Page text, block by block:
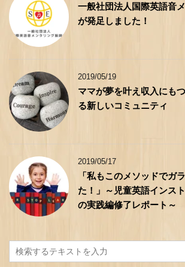
一般社団法人国際英語音
が発足しました！
2019/05/19
ママが夢を叶え収入にも
る新しいコミュニティ
2019/05/17
「私もこのメソッドでガ
た！」～児童英語インス
の実践編修了レポート～